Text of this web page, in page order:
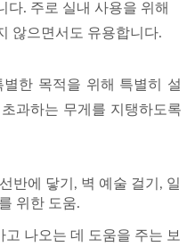
다. 주로 실내 사용을 위해
않으면서도 유용합니다.
한 목적을 위해 특별히 설
과하는 무게를 지탱하도록
반에 닿기, 벽 예술 걸기, 일
위한 도움.
나오는 데 도움을 주는 보